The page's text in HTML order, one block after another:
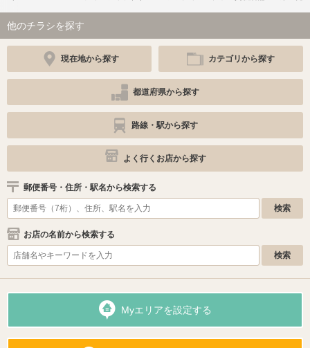
他のチラシを探す
現在地から探す カテゴリから探す
都道府県から探す
路線・駅から探す
よく行くお店から探す
郵便番号・住所・駅名から検索する
お店の名前から検索する
Myエリアを設定する